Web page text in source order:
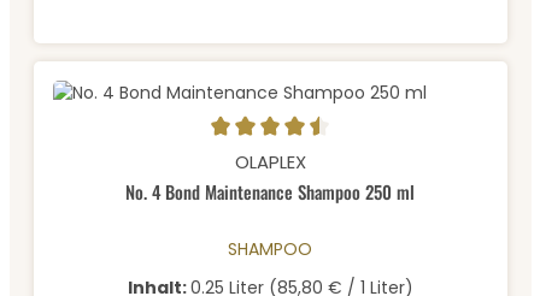
Durchschnittliche Bewertung von 4.57 von 5 Sternen
OLAPLEX
No. 4 Bond Maintenance Shampoo 250 ml
SHAMPOO
Inhalt:0.25 Liter (85,80 € / 1 Liter)